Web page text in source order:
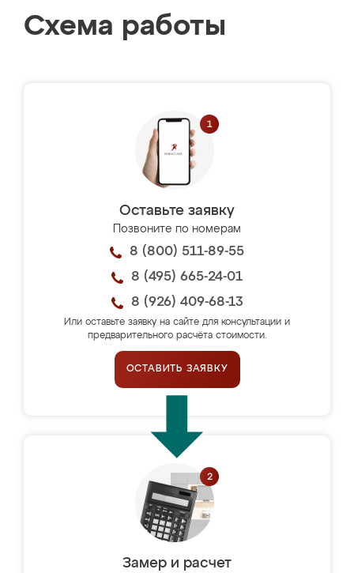
Схема работы
Оставьте заявку
Позвоните по номерам
8 (800) 511-89-55
8 (495) 665-24-01
8 (926) 409-68-13
Или оставьте заявку на сайте для консультации и
предварительного расчёта стоимости.
ОСТАВИТЬ ЗАЯВКУ
Замер и расчет